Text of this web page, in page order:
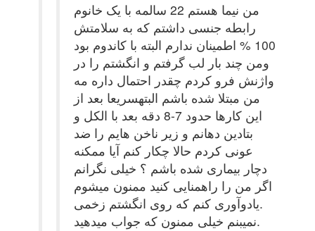
من نیما هستم 22 سالمه با یک خانوم
رابطه جنسی داشتم که به سلامتش
100 % اطمینان ندارم البته با کاندوم بود
ومن چند بار لب گرفتم و انگشتم را در
واژنش فرو کردم چقدر احتمال داره مه
من مبتلا شده باشم البتهسریعا بعد از
این کارها حدود 7-8 دقه بعد با الکل و
بتادین دهانم و زیر ناخن هایم را ضد
عونی کردم حالا چکار کنم آیا ممکنه
دچار بیماری شده باشم ؟ خیلی نگرانم
اگر من را راهمنایی کنید ممنون میشوم
.یادوآوری کنم که روی انگشتم زخمی
نمیبنم خیلی ممنون که جواب میدهید.